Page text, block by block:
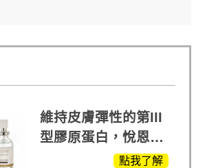
維持皮膚彈性的第III
型膠原蛋白，悅恩詩
給予寶寶般的肌膚感
點我了解